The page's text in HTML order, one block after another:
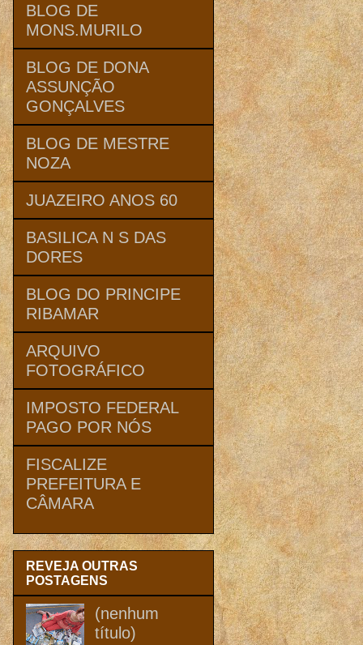
BLOG DE
MONS.MURILO
BLOG DE DONA
ASSUNÇÃO
GONÇALVES
BLOG DE MESTRE
NOZA
JUAZEIRO ANOS 60
BASILICA N S DAS
DORES
BLOG DO PRINCIPE
RIBAMAR
ARQUIVO
FOTOGRÁFICO
IMPOSTO FEDERAL
PAGO POR NÓS
FISCALIZE
PREFEITURA E
CÂMARA
REVEJA OUTRAS
POSTAGENS
(nenhum
título)